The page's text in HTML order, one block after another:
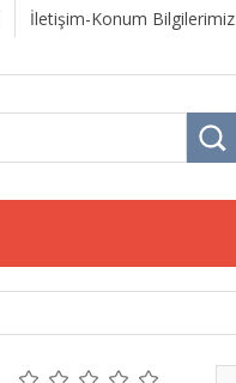
İletişim-Konum Bilgilerimiz